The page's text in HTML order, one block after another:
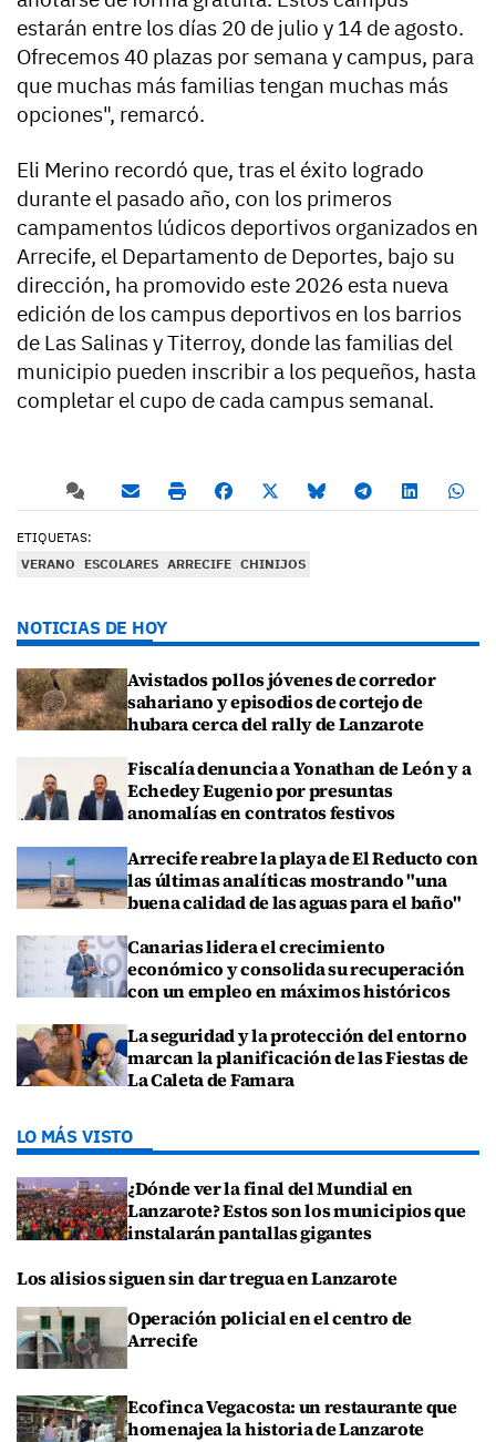
estarán entre los días 20 de julio y 14 de agosto.
Ofrecemos 40 plazas por semana y campus, para
que muchas más familias tengan muchas más
opciones", remarcó.
Eli Merino recordó que, tras el éxito logrado
durante el pasado año, con los primeros
campamentos lúdicos deportivos organizados en
Arrecife, el Departamento de Deportes, bajo su
dirección, ha promovido este 2026 esta nueva
edición de los campus deportivos en los barrios
de Las Salinas y Titerroy, donde las familias del
municipio pueden inscribir a los pequeños, hasta
completar el cupo de cada campus semanal.
ETIQUETAS:
VERANO
ESCOLARES ARRECIFE CHINIJOS
NOTICIAS DE HOY
Avistados pollos jóvenes de corredor
sahariano y episodios de cortejo de
hubara cerca del rally de Lanzarote
Fiscalía denuncia a Yonathan de León y a
Echedey Eugenio por presuntas
anomalías en contratos festivos
Arrecife reabre la playa de El Reducto con
las últimas analíticas mostrando "una
buena calidad de las aguas para el baño"
Canarias lidera el crecimiento
económico y consolida su recuperación
con un empleo en máximos históricos
La seguridad y la protección del entorno
marcan la planificación de las Fiestas de
La Caleta de Famara
LO MÁS VISTO
¿Dónde ver la final del Mundial en
Lanzarote? Estos son los municipios que
instalarán pantallas gigantes
Los alisios siguen sin dar tregua en Lanzarote
Operación policial en el centro de
Arrecife
Ecofinca Vegacosta: un restaurante que
homenajea la historia de Lanzarote